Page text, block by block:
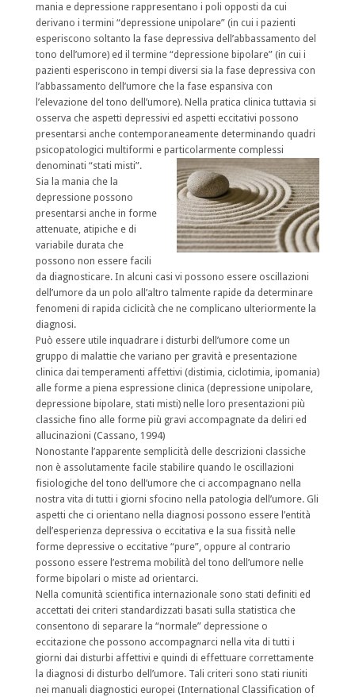
mania e depressione rappresentano i poli opposti da cui
derivano i termini “depressione unipolare” (in cui i pazienti
esperiscono soltanto la fase depressiva dell’abbassamento del
tono dell’umore) ed il termine “depressione bipolare” (in cui i
pazienti esperiscono in tempi diversi sia la fase depressiva con
l’abbassamento dell’umore che la fase espansiva con
l’elevazione del tono dell’umore). Nella pratica clinica tuttavia si
osserva che aspetti depressivi ed aspetti eccitativi possono
presentarsi anche contemporaneamente determinando quadri
psicopatologici multiformi e particolarmente complessi
denominati “stati misti”.
Sia la mania che la
depressione possono
presentarsi anche in forme
attenuate, atipiche e di
variabile durata che
possono non essere facili
da diagnosticare. In alcuni casi vi possono essere oscillazioni
dell’umore da un polo all’altro talmente rapide da determinare
fenomeni di rapida ciclicità che ne complicano ulteriormente la
diagnosi.
Può essere utile inquadrare i disturbi dell’umore come un
gruppo di malattie che variano per gravità e presentazione
clinica dai temperamenti affettivi (distimia, ciclotimia, ipomania)
alle forme a piena espressione clinica (depressione unipolare,
depressione bipolare, stati misti) nelle loro presentazioni più
classiche fino alle forme più gravi accompagnate da deliri ed
allucinazioni (Cassano, 1994)
Nonostante l’apparente semplicità delle descrizioni classiche
non è assolutamente facile stabilire quando le oscillazioni
fisiologiche del tono dell’umore che ci accompagnano nella
nostra vita di tutti i giorni sfocino nella patologia dell’umore. Gli
aspetti che ci orientano nella diagnosi possono essere l’entità
dell’esperienza depressiva o eccitativa e la sua fissità nelle
forme depressive o eccitative “pure”, oppure al contrario
possono essere l’estrema mobilità del tono dell’umore nelle
forme bipolari o miste ad orientarci.
Nella comunità scientifica internazionale sono stati definiti ed
accettati dei criteri standardizzati basati sulla statistica che
consentono di separare la “normale” depressione o
eccitazione che possono accompagnarci nella vita di tutti i
giorni dai disturbi affettivi e quindi di effettuare correttamente
la diagnosi di disturbo dell’umore. Tali criteri sono stati riuniti
nei manuali diagnostici europei (International Classification of